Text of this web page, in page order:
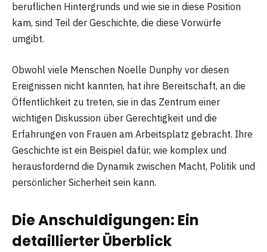
beruflichen Hintergrunds und wie sie in diese Position
kam, sind Teil der Geschichte, die diese Vorwürfe
umgibt.
Obwohl viele Menschen Noelle Dunphy vor diesen
Ereignissen nicht kannten, hat ihre Bereitschaft, an die
Öffentlichkeit zu treten, sie in das Zentrum einer
wichtigen Diskussion über Gerechtigkeit und die
Erfahrungen von Frauen am Arbeitsplatz gebracht. Ihre
Geschichte ist ein Beispiel dafür, wie komplex und
herausfordernd die Dynamik zwischen Macht, Politik und
persönlicher Sicherheit sein kann.
Die Anschuldigungen: Ein
detaillierter Überblick